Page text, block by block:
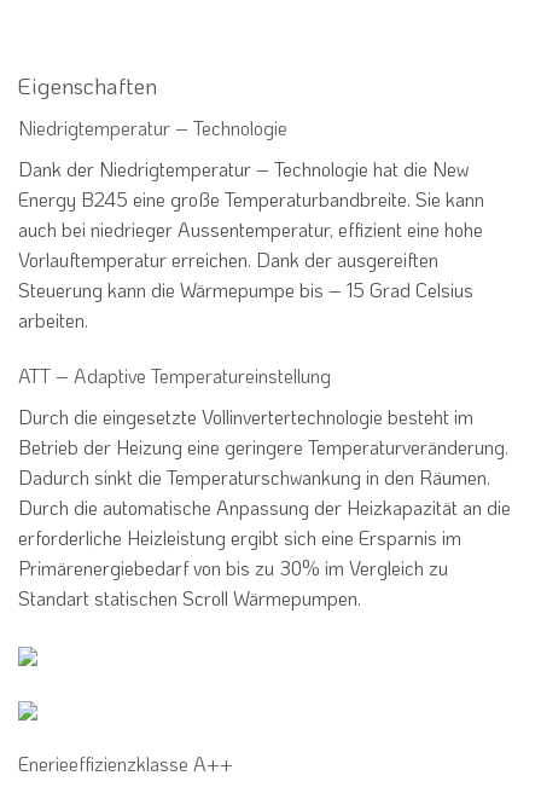
Eigenschaften
Niedrigtemperatur – Technologie
Dank der Niedrigtemperatur – Technologie hat die New
Energy B245 eine große Temperaturbandbreite. Sie kann
auch bei niedrieger Aussentemperatur, effizient eine hohe
Vorlauftemperatur erreichen. Dank der ausgereiften
Steuerung kann die Wärmepumpe bis – 15 Grad Celsius
arbeiten.
ATT – Adaptive Temperatureinstellung
Durch die eingesetzte Vollinvertertechnologie besteht im
Betrieb der Heizung eine geringere Temperaturveränderung.
Dadurch sinkt die Temperaturschwankung in den Räumen.
Durch die automatische Anpassung der Heizkapazität an die
erforderliche Heizleistung ergibt sich eine Ersparnis im
Primärenergiebedarf von bis zu 30% im Vergleich zu
Standart statischen Scroll Wärmepumpen.
Enerieeffizienzklasse A++